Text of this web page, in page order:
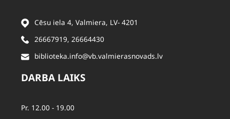
Cēsu iela 4, Valmiera, LV- 4201
26667919, 26664430
biblioteka.info@vb.valmierasnovads.lv
DARBA LAIKS
Pr. 12.00 - 19.00